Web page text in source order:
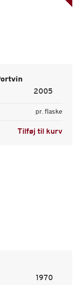
2005
pr. flaske
Tilføj til kurv
1970